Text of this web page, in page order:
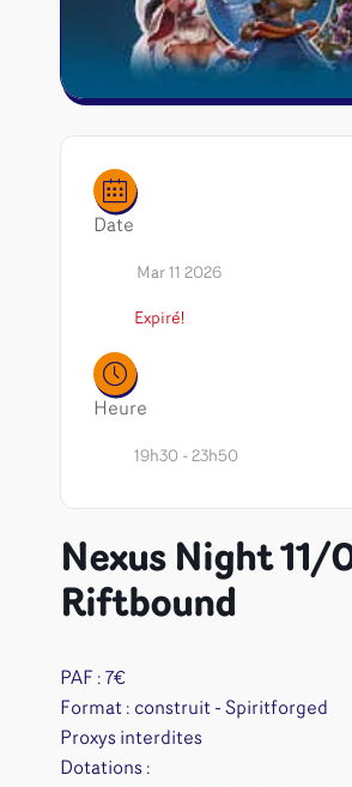
Naruto Mythos
Autres
Tapis de jeu
Date
Mar 11 2026
Expiré!
Heure
19h30 - 23h50
Nexus Night
Riftbound
PAF : 7€
Format : construit - Spiritforged
Proxys interdites
Dotations :